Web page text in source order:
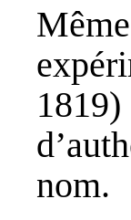
nom.